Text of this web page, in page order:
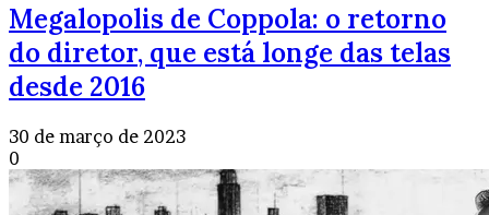
Megalopolis de Coppola: o retorno
do diretor, que está longe das telas
desde 2016
30 de março de 2023
0